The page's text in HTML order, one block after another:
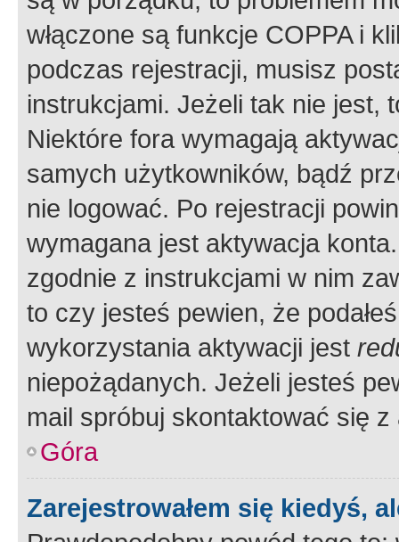
włączone są funkcje COPPA i
podczas rejestracji, musisz
instrukcjami. Jeżeli tak nie jest,
Niektóre fora wymagają
samych użytkowników, bądź
nie logować. Po rejestracji
wymagana jest aktywacja
zgodnie z instrukcjami w nim
to czy jesteś pewien, że
wykorzystania aktywacji jest
niepożądanych. Jeżeli jesteś
mail spróbuj skontaktować się
Góra
Zarejestrowałem się kiedyś,